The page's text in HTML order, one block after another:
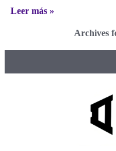
Leer más »
Archives